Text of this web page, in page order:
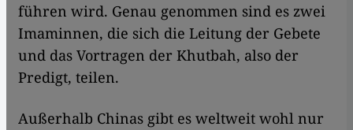
führen wird. Genau genommen sind es zwei
Imaminnen, die sich die Leitung der Gebete
und das Vortragen der Khutbah, also der
Predigt, teilen.
Außerhalb Chinas gibt es weltweit wohl nur